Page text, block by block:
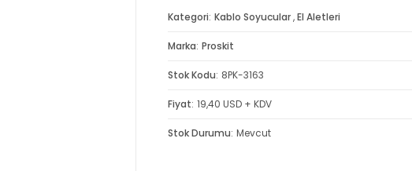
Kategori Kablo Soyucular,El Aletleri
Marka Proskit
Stok Kodu 8PK-3163
Fiyat 19,40 USD + KDV
Stok Durumu Mevcut